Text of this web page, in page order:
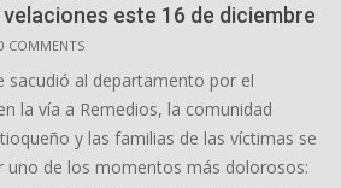
este 16 de diciembre
COMMENTS
sacudió al departamento por el
la vía a Remedios, la comunidad
y las familias de las víctimas se
uno de los momentos más dolorosos: